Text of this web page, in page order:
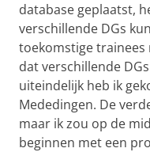
database geplaatst,
verschillende DGs
toekomstige trainees
dat verschillende
uiteindelijk heb ik
Mededingen. De
maar ik zou op de
beginnen met een